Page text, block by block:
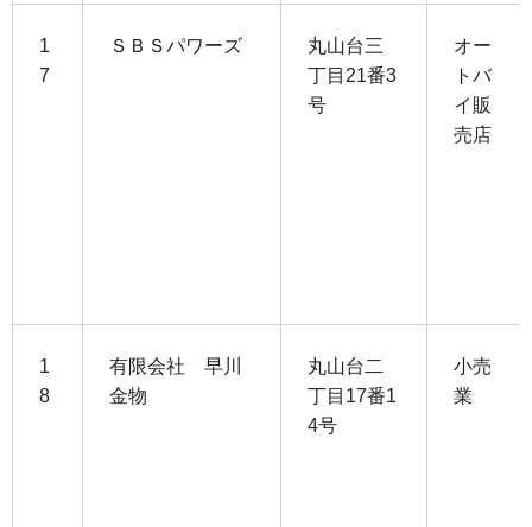
1
7
ＳＢＳパワーズ
丸山台三
丁目21番3
号
オー
トバ
イ販
売店
1
8
有限会社 早川
金物
丸山台二
丁目17番1
4号
小売
業